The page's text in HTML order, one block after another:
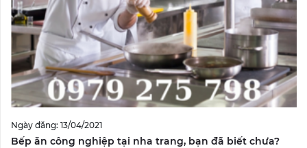
Ngày đăng: 13/04/2021
Bếp ăn công nghiệp tại nha trang, bạn đã biết chưa?